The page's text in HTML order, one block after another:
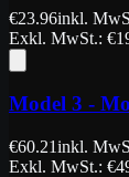
€23.96inkl.
Exkl. MwSt.: €
Model 3 -
€60.21inkl.
Exkl. MwSt.: €